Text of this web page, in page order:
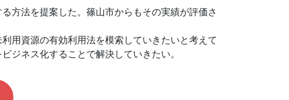
方法を提案した。篠山市からもその実績が評価さ
用資源の有効利用法を模索していきたいと考えて
ジネス化することで解決していきたい。